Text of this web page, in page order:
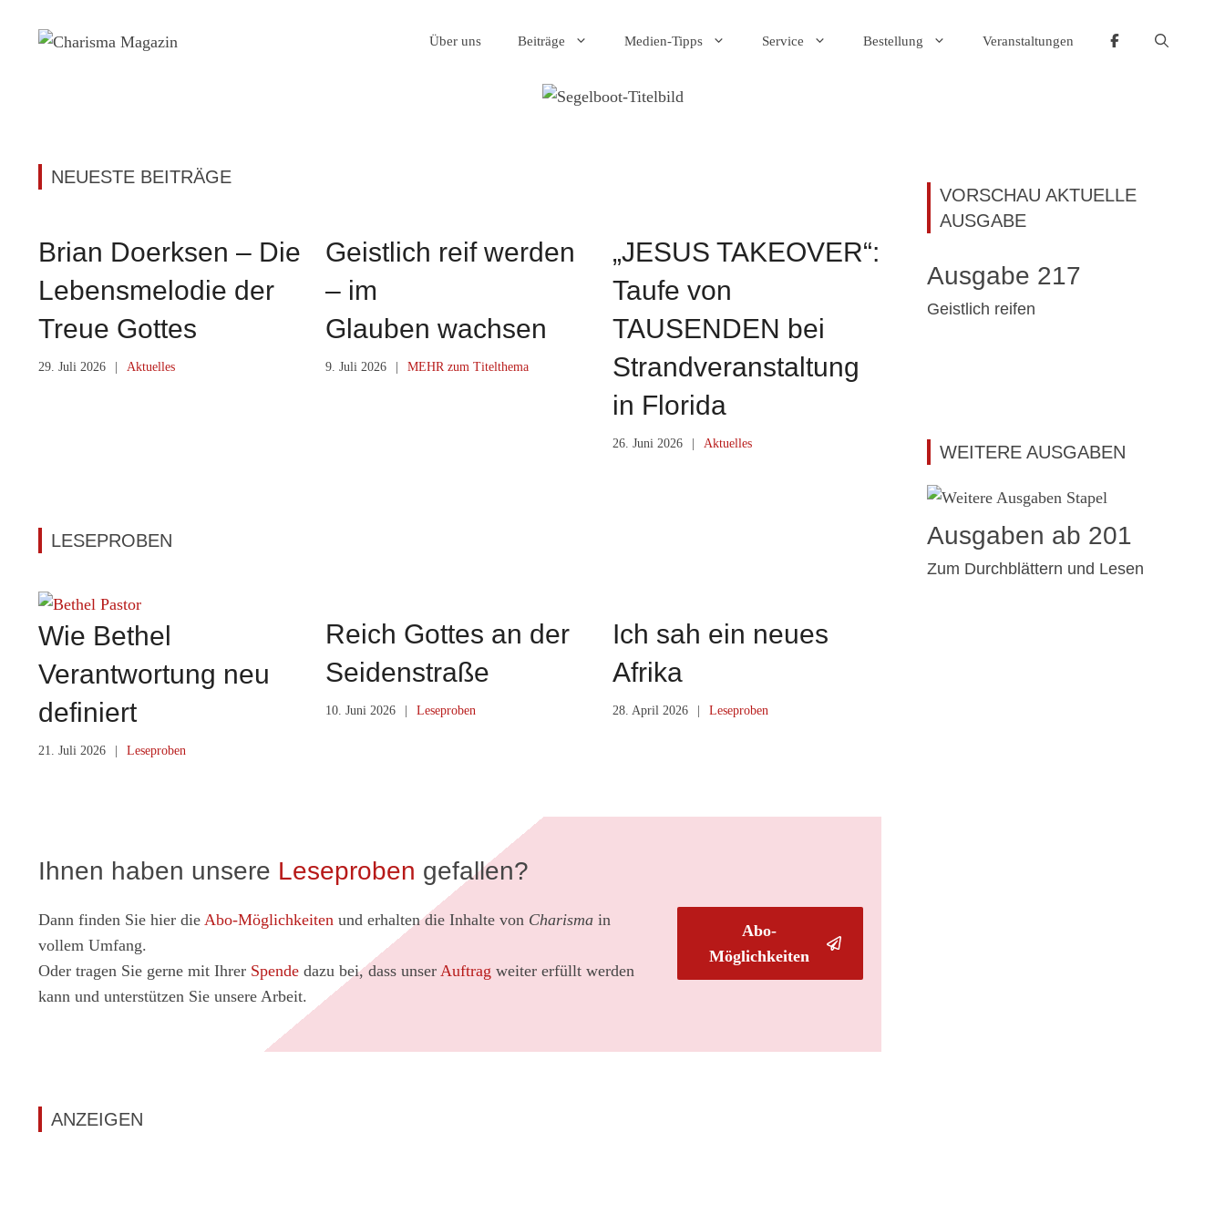
Über uns Beiträge Medien-Tipps Service Bestellung Veranstaltungen
NEUESTE BEITRÄGE
Brian Doerksen – Die
Lebensmelodie der
Treue Gottes
29. Juli 2026 Aktuelles
Geistlich reif werden
– im
Glauben wachsen
9. Juli 2026 MEHR zum Titelthema
„JESUS TAKEOVER“:
Taufe von
TAUSENDEN bei
Strandveranstaltung
in Florida
26. Juni 2026 Aktuelles
LESEPROBEN
Wie Bethel
Verantwortung neu
definiert
21. Juli 2026 Leseproben
Reich Gottes an der
Seidenstraße
10. Juni 2026 Leseproben
Ich sah ein neues
Afrika
28. April 2026 Leseproben
Ihnen haben unsere Leseproben gefallen?
Dann finden Sie hier die Abo-Möglichkeiten und erhalten die Inhalte von Charisma in
vollem Umfang.
Oder tragen Sie gerne mit Ihrer Spende dazu bei, dass unser Auftrag weiter erfüllt werden
kann und unterstützen Sie unsere Arbeit.
Abo-
Möglichkeiten
ANZEIGEN
VORSCHAU AKTUELLE
AUSGABE
Ausgabe 217
Geistlich reifen
WEITERE AUSGABEN
Ausgaben ab 201
Zum Durchblättern und Lesen